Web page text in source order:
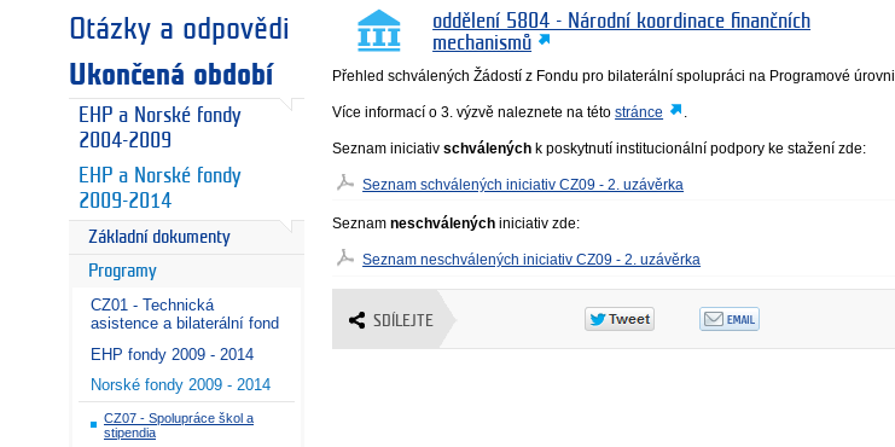
Otázky a odpovědi
Ukončená období
EHP a Norské fondy
2004-2009
EHP a Norské fondy
2009-2014
Základní dokumenty
Programy
CZ01 - Technická
asistence a bilaterální fond
EHP fondy 2009 - 2014
Norské fondy 2009 - 2014
CZ07 - Spolupráce škol a
stipendia
oddělení 5804 - Národní koordinace finančních
mechanismů
Přehled schválených Žádostí z Fondu pro bilaterální spolupráci na Programové úrovni
Více informací o 3. výzvě naleznete na tétostránce
Seznam iniciativschválených k poskytnutí institucionální podpory ke stažení zde:
Seznam schválených iniciativ CZ09 - 2. uzávěrka
Seznamneschválených iniciativ zde:
Seznam neschválených iniciativ CZ09 - 2. uzávěrka
SDÍLEJTE